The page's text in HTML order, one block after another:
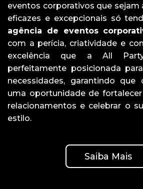
eventos corporativos que
eficazes e excepcionais só
agência de eventos
com a perícia, criatividade e
excelência que a All
perfeitamente posicionada
necessidades, garantindo que
uma oportunidade de
relacionamentos e celebrar o
estilo.
Saiba Mais